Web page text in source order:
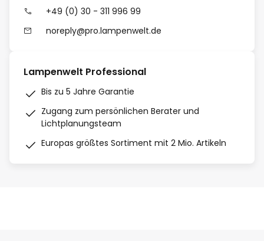
+49 (0) 30 - 311 996 99
noreply@pro.lampenwelt.de
Lampenwelt Professional
Bis zu 5 Jahre Garantie
Zugang zum persönlichen Berater und
Lichtplanungsteam
Europas größtes Sortiment mit 2 Mio. Artikeln